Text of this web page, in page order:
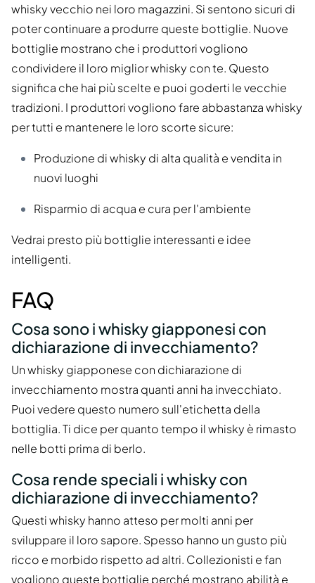
whisky vecchio nei loro magazzini. Si sentono sicuri di
poter continuare a produrre queste bottiglie. Nuove
bottiglie mostrano che i produttori vogliono
condividere il loro miglior whisky con te. Questo
significa che hai più scelte e puoi goderti le vecchie
tradizioni. I produttori vogliono fare abbastanza whisky
per tutti e mantenere le loro scorte sicure:
Produzione di whisky di alta qualità e vendita in
nuovi luoghi
Risparmio di acqua e cura per l'ambiente
Vedrai presto più bottiglie interessanti e idee
intelligenti.
FAQ
Cosa sono i whisky giapponesi con
dichiarazione di invecchiamento?
Un whisky giapponese con dichiarazione di
invecchiamento mostra quanti anni ha invecchiato.
Puoi vedere questo numero sull'etichetta della
bottiglia. Ti dice per quanto tempo il whisky è rimasto
nelle botti prima di berlo.
Cosa rende speciali i whisky con
dichiarazione di invecchiamento?
Questi whisky hanno atteso per molti anni per
sviluppare il loro sapore. Spesso hanno un gusto più
ricco e morbido rispetto ad altri. Collezionisti e fan
vogliono queste bottiglie perché mostrano abilità e